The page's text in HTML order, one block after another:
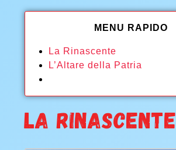
MENU RAPIDO
La Rinascente
L’Altare della Patria
LA RINASCENTE